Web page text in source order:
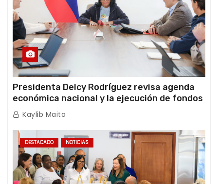
Presidenta Delcy Rodríguez revisa agenda
económica nacional y la ejecución de fondos
de emergencia post-sismos
Kaylib Maita
DESTACADO NOTICIAS